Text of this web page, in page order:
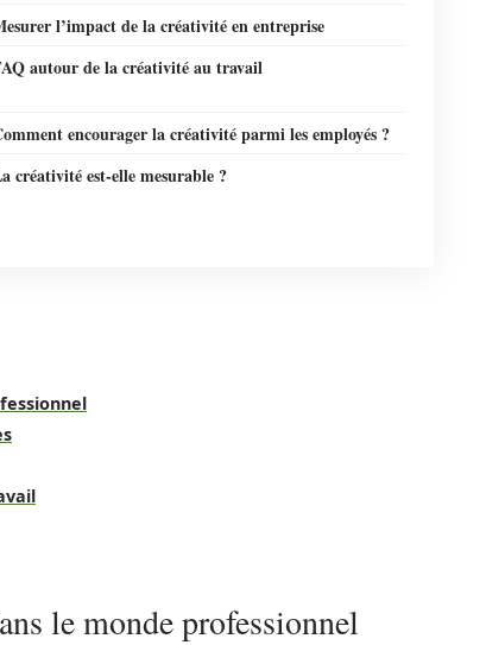
l’impact de la créativité en entreprise
autour de la créativité au travail
encourager la créativité parmi les employés ?
créativité est-elle mesurable ?
le monde professionnel